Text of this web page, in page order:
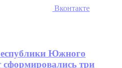
Вконтакте
Южного
сформировались три